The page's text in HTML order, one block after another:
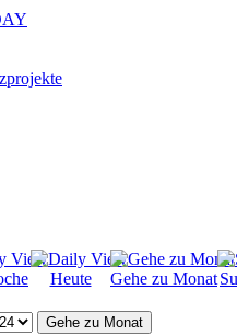
Heute Gehe zu Monat
Gehe zu Monat